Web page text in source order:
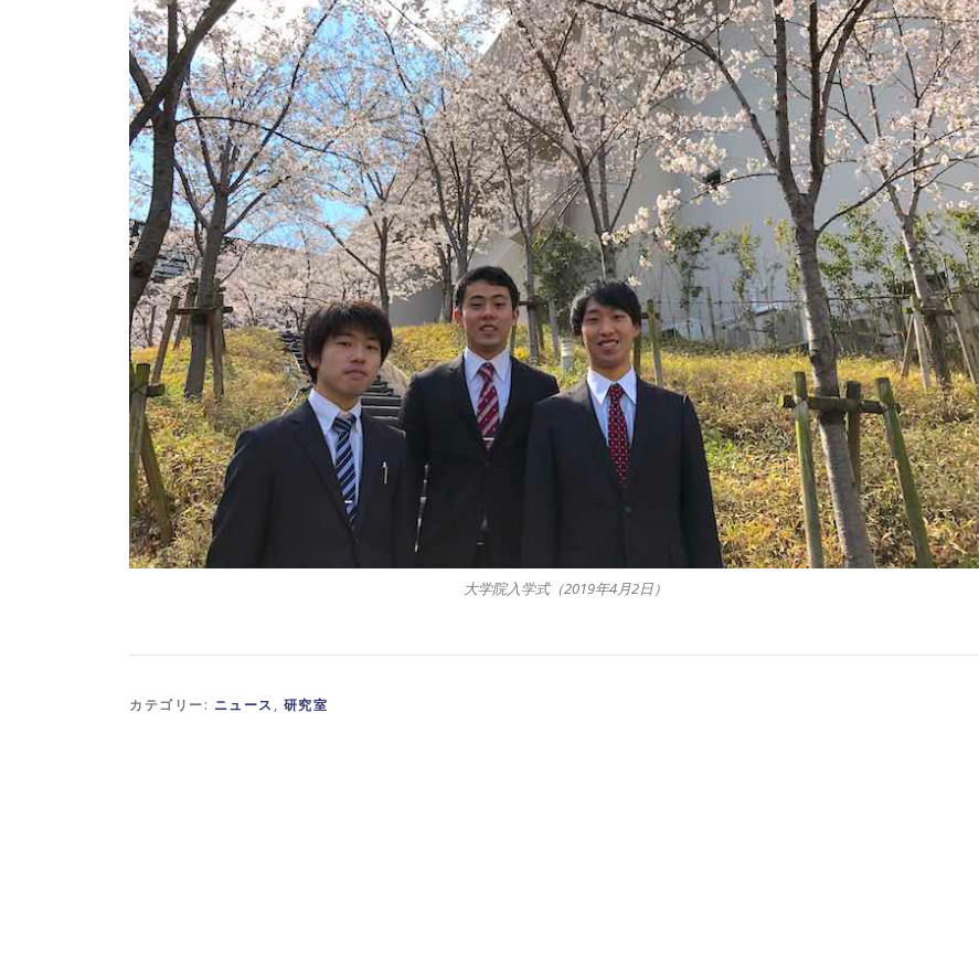
大学院入学式（2019年4月2日）
カテゴリー: ニュース , 研究室